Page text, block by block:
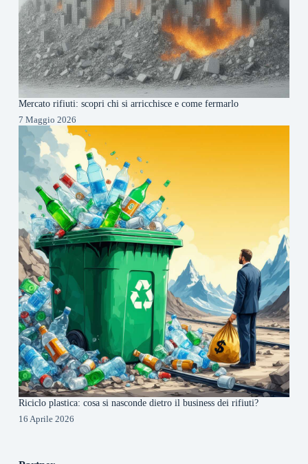
Mercato rifiuti: scopri chi si arricchisce e come fermarlo
7 Maggio 2026
Riciclo plastica: cosa si nasconde dietro il business dei rifiuti?
16 Aprile 2026